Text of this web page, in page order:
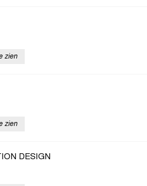
zien
zien
DESIGN